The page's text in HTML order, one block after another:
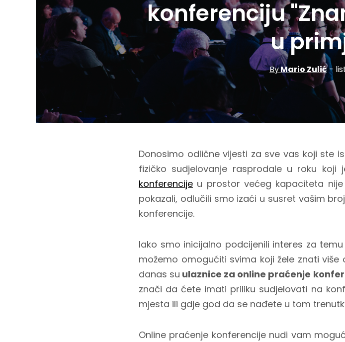
konferenciju
u
ByMario Zulić-
Donosimo odlične vijesti za sve vas koji ste
fizičko sudjelovanje rasprodale u roku koji
konferencije u prostor većeg kapaciteta
pokazali, odlučili smo izaći u susret vašim
konferencije.
Iako smo inicijalno podcijenili interes za
možemo omogućiti svima koji žele znati
danas su ulaznice za online praćenje
znači da ćete imati priliku sudjelovati na
mjesta ili gdje god da se nađete u tom
Online praćenje konferencije nudi vam